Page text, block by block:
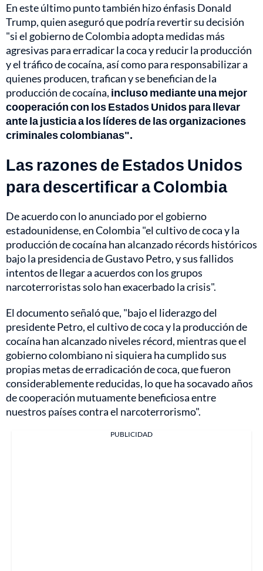
En este último punto también hizo énfasis Donald
Trump, quien aseguró que podría revertir su decisión
"si el gobierno de Colombia adopta medidas más
agresivas para erradicar la coca y reducir la producción
y el tráfico de cocaína, así como para responsabilizar a
quienes producen, trafican y se benefician de la
producción de cocaína, incluso mediante una mejor
cooperación con los Estados Unidos para llevar
ante la justicia a los líderes de las organizaciones
criminales colombianas".
Las razones de Estados Unidos
para descertificar a Colombia
De acuerdo con lo anunciado por el gobierno
estadounidense, en Colombia "el cultivo de coca y la
producción de cocaína han alcanzado récords históricos
bajo la presidencia de Gustavo Petro, y sus fallidos
intentos de llegar a acuerdos con los grupos
narcoterroristas solo han exacerbado la crisis".
El documento señaló que, "bajo el liderazgo del
presidente Petro, el cultivo de coca y la producción de
cocaína han alcanzado niveles récord, mientras que el
gobierno colombiano ni siquiera ha cumplido sus
propias metas de erradicación de coca, que fueron
considerablemente reducidas, lo que ha socavado años
de cooperación mutuamente beneficiosa entre
nuestros países contra el narcoterrorismo".
PUBLICIDAD